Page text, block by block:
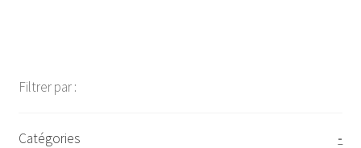
Filtrer par :
Catégories -